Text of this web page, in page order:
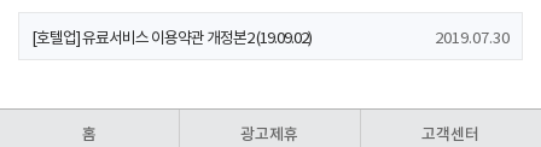
[호텔업] 유료서비스 이용약관 개정본2 (19.09.02) 2019.07.30
홈 광고제휴 고객센터